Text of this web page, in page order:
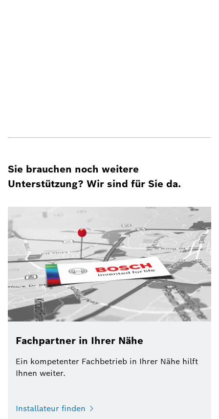
Sie brauchen noch weitere
Unterstützung? Wir sind für Sie da.
Fachpartner in Ihrer Nähe
Ein kompetenter Fachbetrieb in Ihrer Nähe hilft
Ihnen weiter.
Installateur finden